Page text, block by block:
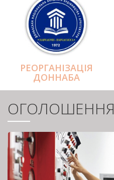
РЕОРГАНІЗАЦІЯ
ДОННАБА
ОГОЛОШЕННЯ